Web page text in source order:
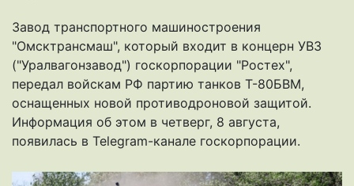
Завод транспортного машиностроения
"Омсктрансмаш", который входит в концерн УВЗ
("Уралвагонзавод") госкорпорации "Ростех",
передал войскам РФ партию танков Т-80БВМ,
оснащенных новой противодроновой защитой.
Информация об этом в четверг, 8 августа,
появилась в Telegram-канале госкорпорации.